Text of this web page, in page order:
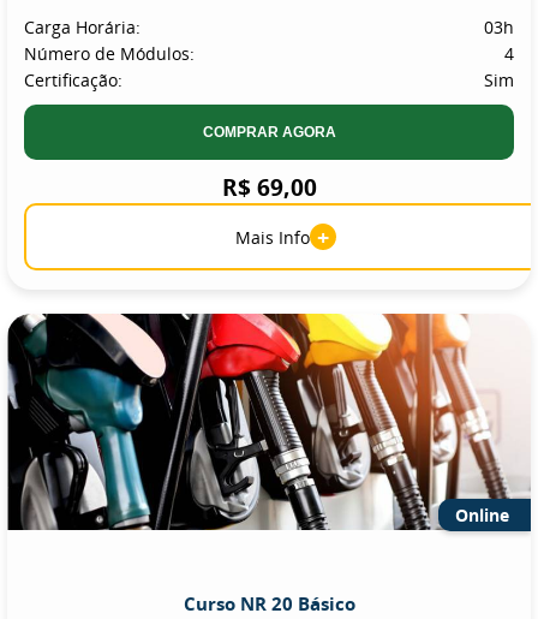
Carga Horária:
03h
Número de Módulos:
4
Certificação:
Sim
COMPRAR AGORA
R$ 69,00
Mais Info +
Online
Curso NR 20 Básico